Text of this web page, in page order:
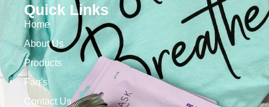
Quick Links
Home
About Us
Products
Faq's
Contact Us